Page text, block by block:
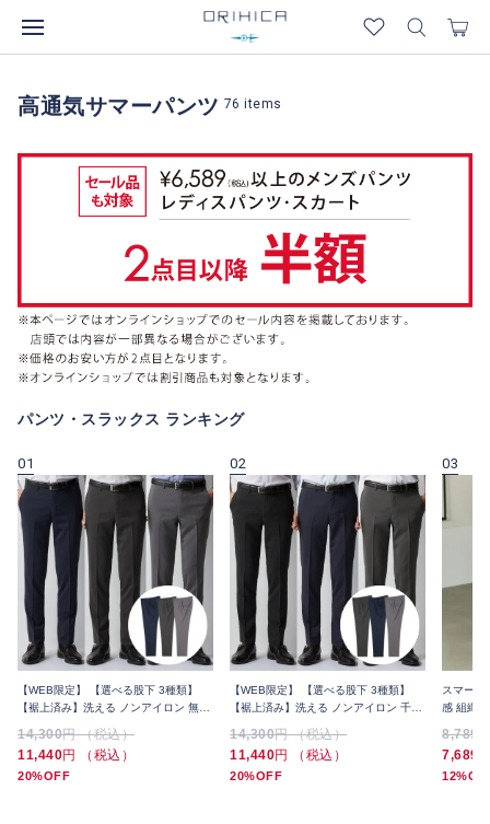
高通気サマーパンツ 76 items
パンツ・スラックス ランキング
01
【WEB限定】 【選べる股下 3種類】
【裾上済み】洗える ノンアイロン 無地
14,300円 （税込）
11,440円 （税込）
20%OFF
02
【WEB限定】 【選べる股下 3種類】
【裾上済み】洗える ノンアイロン 千鳥
14,300円 （税込）
11,440円 （税込）
20%OFF
03
スマート
感 組織
8,789
7,689